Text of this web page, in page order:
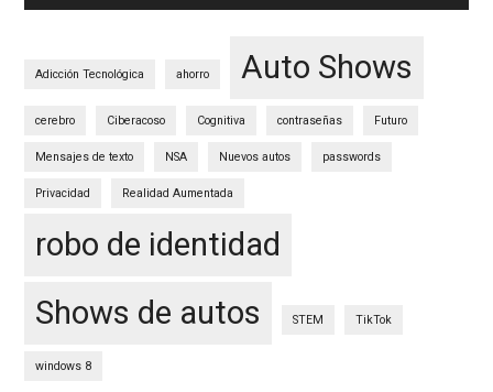
Adicción Tecnológica ahorro Auto Shows
cerebro Ciberacoso Cognitiva contraseñas Futuro
Mensajes de texto NSA Nuevos autos passwords
Privacidad Realidad Aumentada
robo de identidad
Shows de autos
STEM TikTok
windows 8